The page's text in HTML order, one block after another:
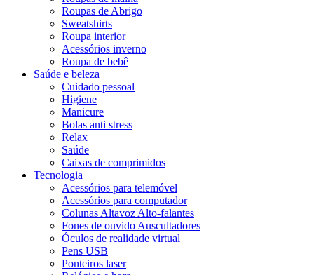
Roupas de Abrigo
Sweatshirts
Roupa interior
Acessórios inverno
Roupa de bebê
Saúde e beleza
Cuidado pessoal
Higiene
Manicure
Bolas anti stress
Relax
Saúde
Caixas de comprimidos
Tecnologia
Acessórios para telemóvel
Acessórios para computador
Colunas Altavoz Alto-falantes
Fones de ouvido Auscultadores
Óculos de realidade virtual
Pens USB
Ponteiros laser